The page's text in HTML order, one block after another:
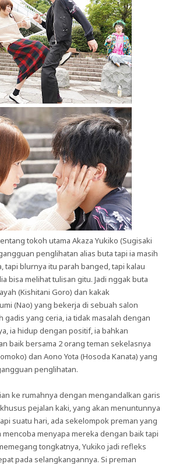
tokoh utama Akaza Yukiko (Sugisaki
penglihatan alias buta tapi ia masih
tapi blurnya itu parah banged, tapi kalau
bisa melihat tulisan gitu. Jadi nggak buta
(Kishitani Goro) dan kakak
(Nao) yang bekerja di sebuah salon
gadis yang ceria, ia tidak masalah dengan
ia hidup dengan positif, ia bahkan
baik bersama 2 orang teman sekelasnya
dan Aono Yota (Hosoda Kanata) yang
penglihatan.
ke rumahnya dengan mengandalkan garis
pejalan kaki, yang akan menuntunnya
suatu hari, ada sekelompok preman yang
menyapa mereka dengan baik tapi
tongkatnya, Yukiko jadi refleks
pada selangkangannya. Si preman